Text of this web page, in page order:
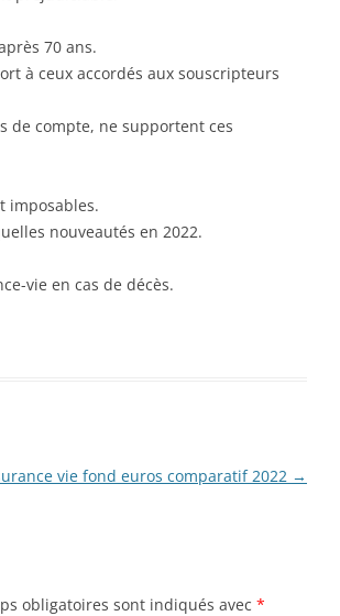
70 ans.
à ceux accordés aux souscripteurs
de compte, ne supportent ces
imposables.
nouveautés en 2022.
vie en cas de décès.
vie fond euros comparatif 2022 →
obligatoires sont indiqués avec *